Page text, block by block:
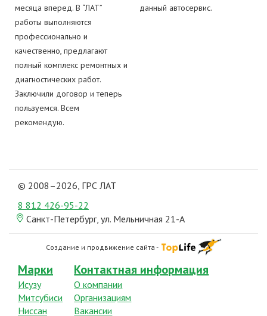
месяца вперед. В “ЛАТ”
работы выполняются
профессионально и
качественно, предлагают
полный комплекс ремонтных и
диагностических работ.
Заключили договор и теперь
пользуемся. Всем
рекомендую.
данный автосервис.
Марки
Исузу
Митсубиси
Ниссан
Контактная информация
О компании
Организациям
Вакансии
© 2008–2026, ГРС ЛАТ
8 812 426-95-22
Санкт-Петербург, ул. Мельничная 21-А
Создание и продвижение сайта -